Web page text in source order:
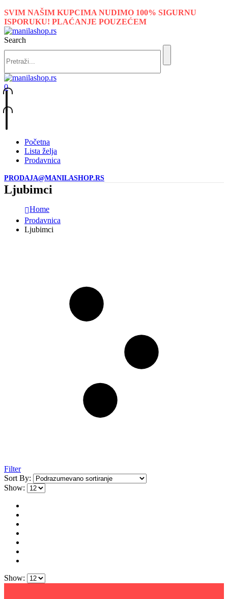
SVIM NAŠIM KUPCIMA NUDIMO 100% SIGURNU
ISPORUKU! PLAĆANJE POUZEĆEM
Search
0
Početna
Lista želja
Prodavnica
PRODAJA@MANILASHOP.RS
Ljubimci
Home
Prodavnica
Ljubimci
Filter
Sort By:
Show:
Show: